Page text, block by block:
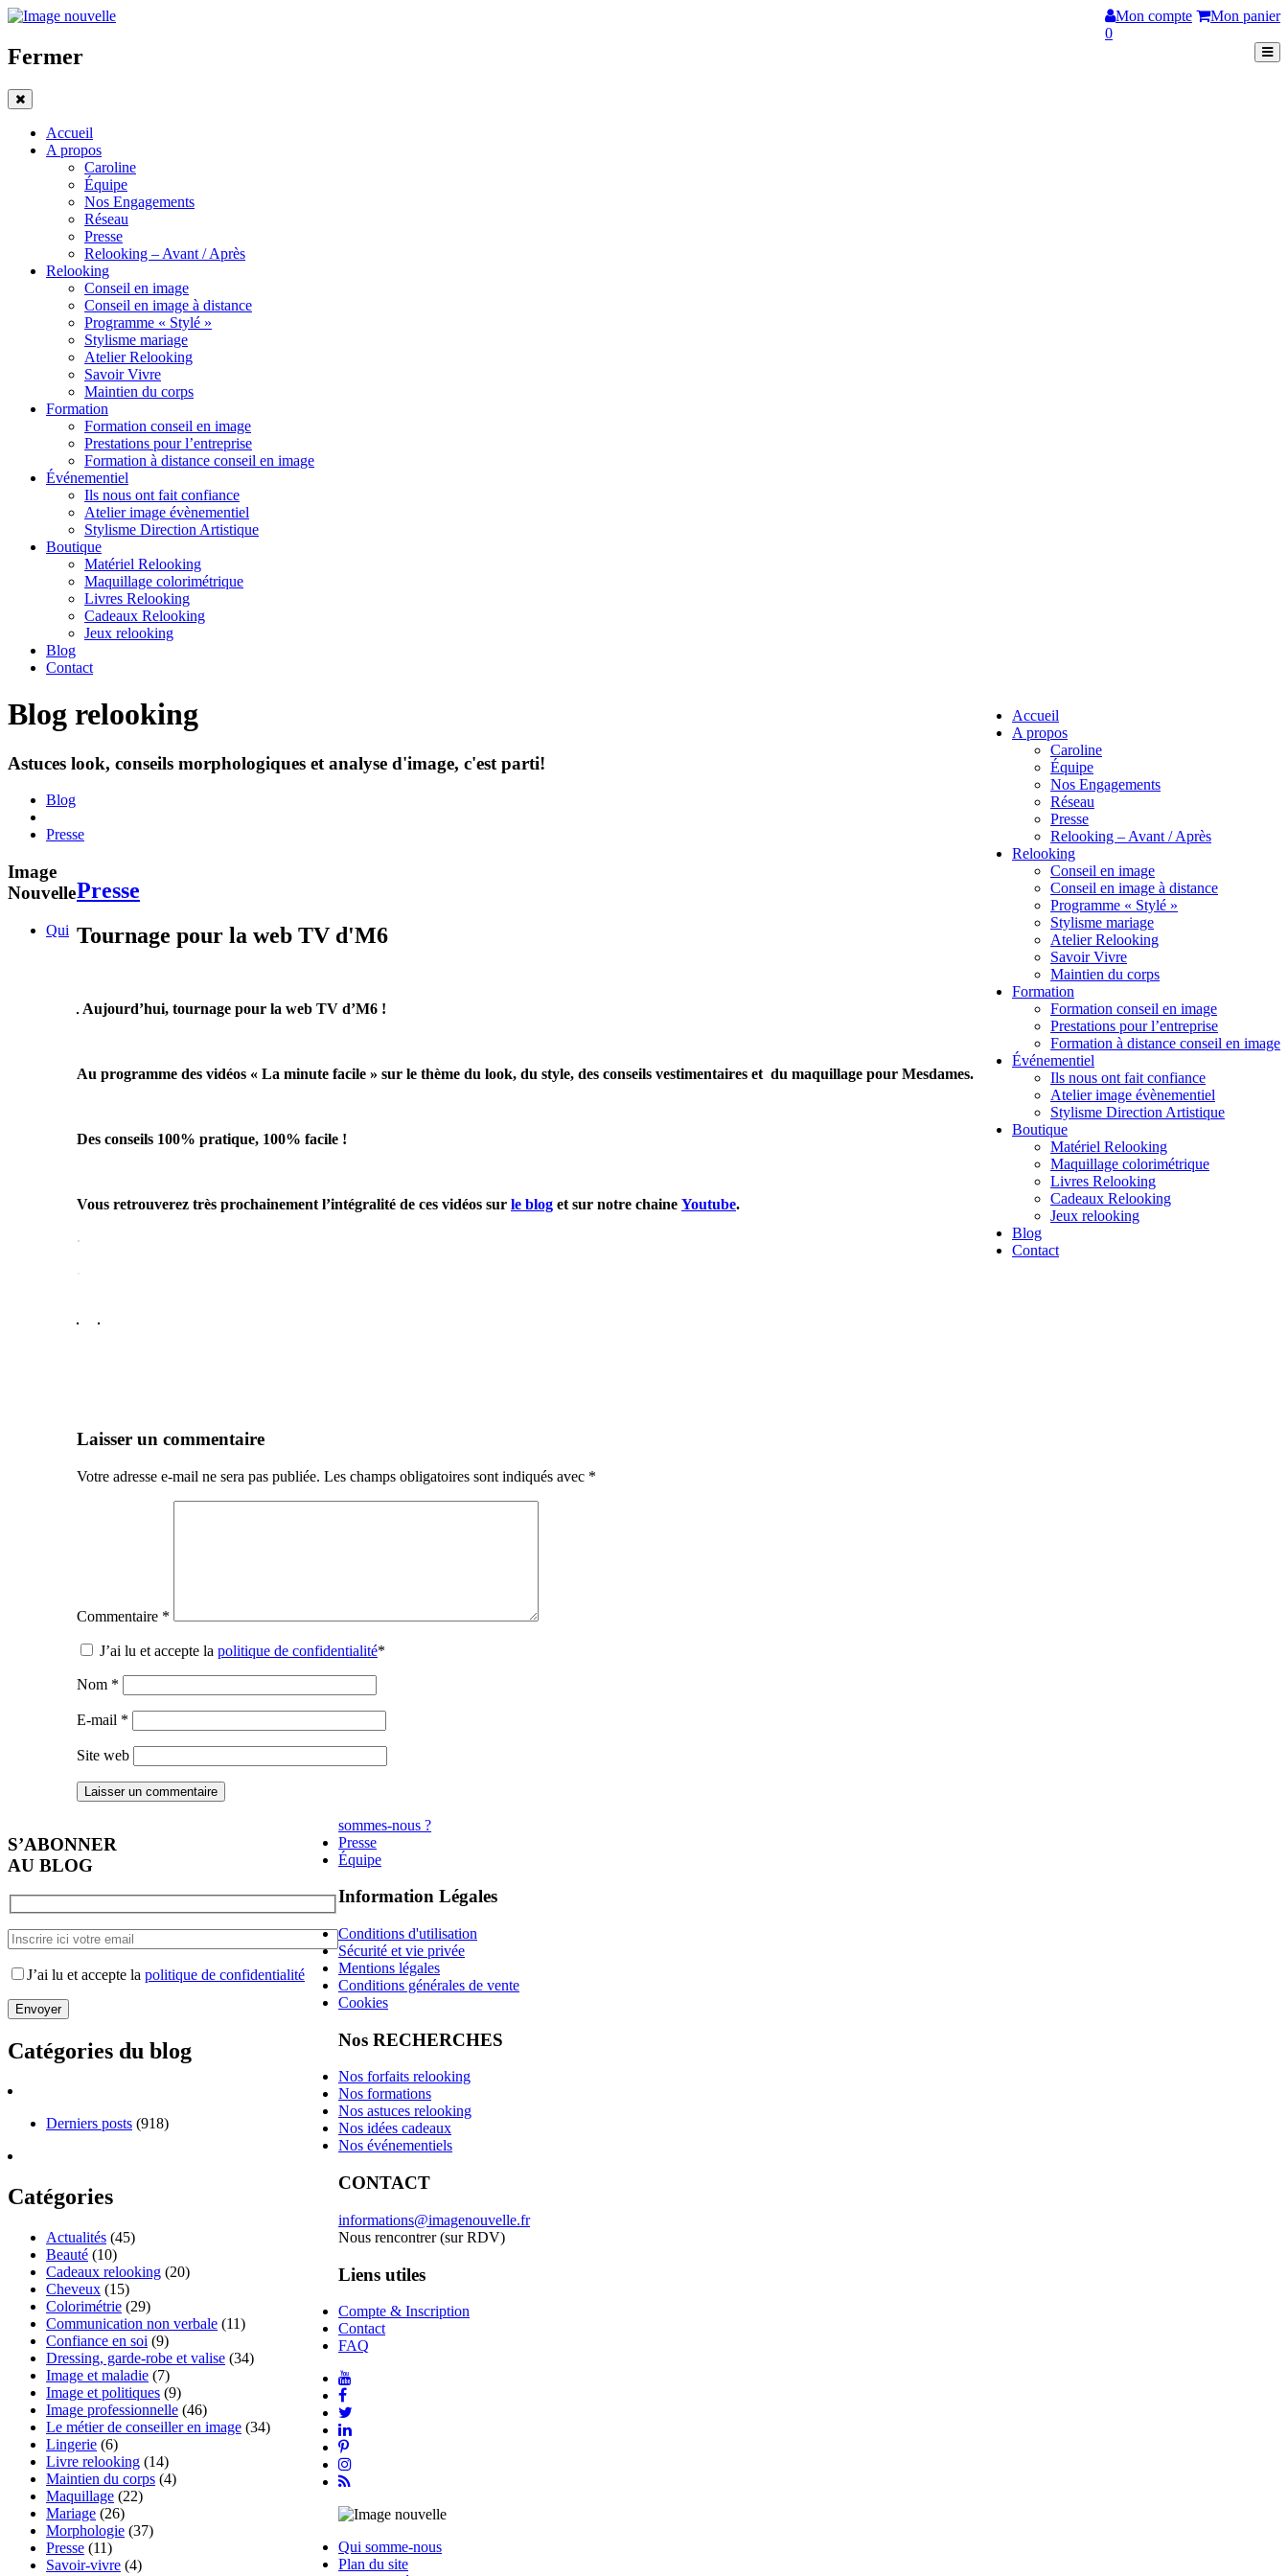
Mon compte
Mon panier
0
Fermer
Accueil
A propos
Caroline
Équipe
Nos Engagements
Réseau
Presse
Relooking – Avant / Après
Relooking
Conseil en image
Conseil en image à distance
Programme « Stylé »
Stylisme mariage
Atelier Relooking
Savoir Vivre
Maintien du corps
Formation
Formation conseil en image
Prestations pour l’entreprise
Formation à distance conseil en image
Événementiel
Ils nous ont fait confiance
Atelier image évènementiel
Stylisme Direction Artistique
Boutique
Matériel Relooking
Maquillage colorimétrique
Livres Relooking
Cadeaux Relooking
Jeux relooking
Blog
Contact
Accueil
A propos
Caroline
Équipe
Nos Engagements
Réseau
Presse
Relooking – Avant / Après
Relooking
Conseil en image
Conseil en image à distance
Programme « Stylé »
Stylisme mariage
Atelier Relooking
Savoir Vivre
Maintien du corps
Formation
Formation conseil en image
Prestations pour l’entreprise
Formation à distance conseil en image
Événementiel
Ils nous ont fait confiance
Atelier image évènementiel
Stylisme Direction Artistique
Boutique
Matériel Relooking
Maquillage colorimétrique
Livres Relooking
Cadeaux Relooking
Jeux relooking
Blog
Contact
Blog relooking
Astuces look, conseils morphologiques et analyse d'image, c'est parti!
Blog
Presse
Presse
Tournage pour la web TV d'M6
Aujourd’hui, tournage pour la web TV d’M6 !
Au programme des vidéos « La minute facile » sur le thème du look, du style, des conseils vestimentaires et du maquillage pour Mesdames.
Des conseils 100% pratique, 100% facile !
Vous retrouverez très prochainement l’intégralité de ces vidéos sur le blog et sur notre chaine Youtube.
.
Laisser un commentaire
Votre adresse e-mail ne sera pas publiée. Les champs obligatoires sont indiqués avec *
Commentaire *
J’ai lu et accepte la politique de confidentialité*
Nom *
E-mail *
Site web
S’ABONNER
AU BLOG
J’ai lu et accepte la politique de confidentialité
Catégories du blog
Derniers posts (918)
Catégories
Actualités (45)
Beauté (10)
Cadeaux relooking (20)
Cheveux (15)
Colorimétrie (29)
Communication non verbale (11)
Confiance en soi (9)
Dressing, garde-robe et valise (34)
Image et maladie (7)
Image et politiques (9)
Image professionnelle (46)
Le métier de conseiller en image (34)
Lingerie (6)
Livre relooking (14)
Maintien du corps (4)
Maquillage (22)
Mariage (26)
Morphologie (37)
Presse (11)
Savoir-vivre (4)
Image
Nouvelle
Qui
sommes-nous ?
Presse
Équipe
Information Légales
Conditions d'utilisation
Sécurité et vie privée
Mentions légales
Conditions générales de vente
Cookies
Nos RECHERCHES
Nos forfaits relooking
Nos formations
Nos astuces relooking
Nos idées cadeaux
Nos événementiels
CONTACT
informations@imagenouvelle.fr
Nous rencontrer (sur RDV)
Liens utiles
Compte & Inscription
Contact
FAQ
Qui somme-nous
Plan du site